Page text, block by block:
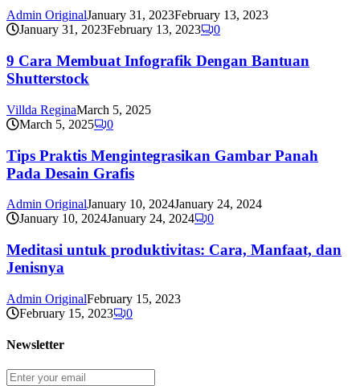
Admin OriginalJanuary 31, 2023February 13, 2023
January 31, 2023February 13, 2023 0
9 Cara Membuat Infografik Dengan Bantuan
Shutterstock
Villda ReginaMarch 5, 2025
March 5, 2025
0
Tips Praktis Mengintegrasikan Gambar Panah
Pada Desain Grafis
Admin OriginalJanuary 10, 2024January 24, 2024
January 10, 2024January 24, 2024 0
Meditasi untuk produktivitas: Cara, Manfaat, dan
Jenisnya
Admin OriginalFebruary 15, 2023
February 15, 2023
0
Newsletter